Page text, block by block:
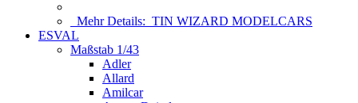
Mehr Details: TIN WIZARD MODELCARS
ESVAL
Maßstab 1/43
Adler
Allard
Amilcar